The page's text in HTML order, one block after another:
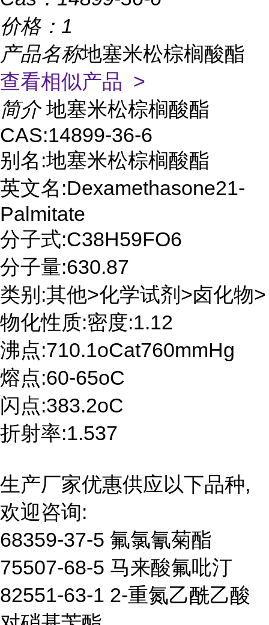
价格： 1
产品名称地塞米松棕榈酸酯
查看相似产品 >
简介 地塞米松棕榈酸酯
CAS:14899-36-6
别名:地塞米松棕榈酸酯
英文名:Dexamethasone21-
Palmitate
分子式:C38H59FO6
分子量:630.87
类别:其他>化学试剂>卤化物>
物化性质:密度:1.12
沸点:710.1oCat760mmHg
熔点:60-65oC
闪点:383.2oC
折射率:1.537
生产厂家优惠供应以下品种,
欢迎咨询:
68359-37-5 氟氯氰菊酯
75507-68-5 马来酸氟吡汀
82551-63-1 2-重氮乙酰乙酸